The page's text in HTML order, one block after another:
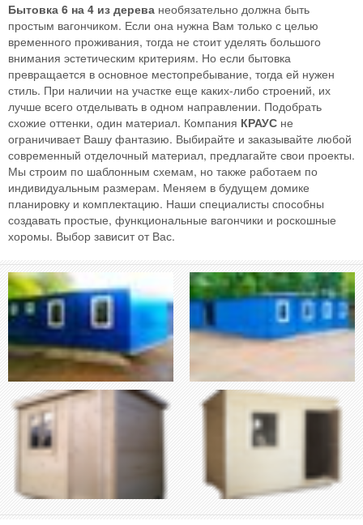
Бытовка 6 на 4 из дерева необязательно должна быть
простым вагончиком. Если она нужна Вам только с целью
временного проживания, тогда не стоит уделять большого
внимания эстетическим критериям. Но если бытовка
превращается в основное местопребывание, тогда ей нужен
стиль. При наличии на участке еще каких-либо строений, их
лучше всего отделывать в одном направлении. Подобрать
схожие оттенки, один материал. Компания КРАУС не
ограничивает Вашу фантазию. Выбирайте и заказывайте любой
современный отделочный материал, предлагайте свои проекты.
Мы строим по шаблонным схемам, но также работаем по
индивидуальным размерам. Меняем в будущем домике
планировку и комплектацию. Наши специалисты способны
создавать простые, функциональные вагончики и роскошные
хоромы. Выбор зависит от Вас.